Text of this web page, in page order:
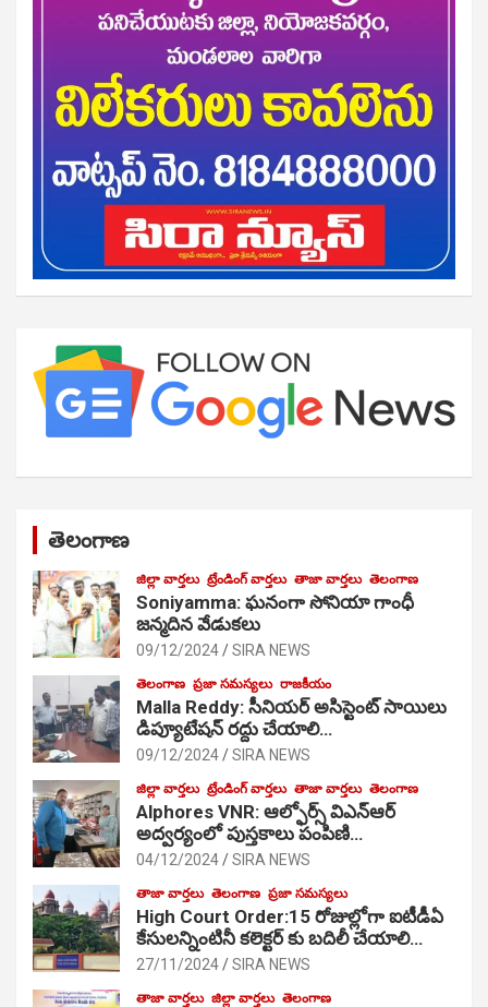
తెలంగాణ
జిల్లా వార్తలు ట్రేండింగ్ వార్తలు తాజా వార్తలు తెలంగాణ
Soniyamma: ఘ‌నంగా సోనియా గాంధీ
జ‌న్మ‌దిన వేడుక‌లు
09/12/2024 SIRA NEWS
తెలంగాణ ప్రజా సమస్యలు రాజకీయం
Malla Reddy: సీనియర్ అసిస్టెంట్ సాయిలు
డిప్యూటేషన్ రద్దు చేయాలి…
09/12/2024 SIRA NEWS
జిల్లా వార్తలు ట్రేండింగ్ వార్తలు తాజా వార్తలు తెలంగాణ
Alphores VNR: ఆల్ఫోర్స్ విఎన్ఆర్
అద్వర్యంలో పుస్తకాలు పంపిణి…
04/12/2024 SIRA NEWS
తాజా వార్తలు తెలంగాణ ప్రజా సమస్యలు
High Court Order:15 రోజుల్లోగా ఐటీడీఏ
కేసులన్నింటినీ కలెక్టర్ కు బదిలీ చేయాలి…
27/11/2024 SIRA NEWS
తాజా వార్తలు జిల్లా వార్తలు తెలంగాణ